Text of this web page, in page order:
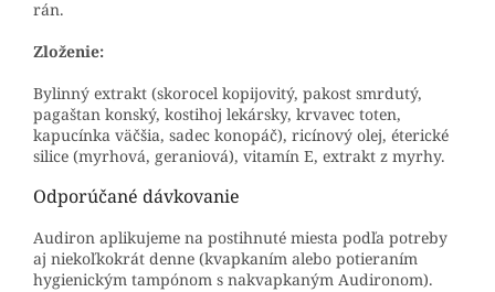
rán.
Zloženie:
Bylinný extrakt (skorocel kopijovitý, pakost smrdutý,
pagaštan konský, kostihoj lekársky, krvavec toten,
kapucínka väčšia, sadec konopáč), ricínový olej, éterické
silice (myrhová, geraniová), vitamín E, extrakt z myrhy.
Odporúčané dávkovanie
Audiron aplikujeme na postihnuté miesta podľa potreby
aj niekoľkokrát denne (kvapkaním alebo potieraním
hygienickým tampónom s nakvapkaným Audironom).